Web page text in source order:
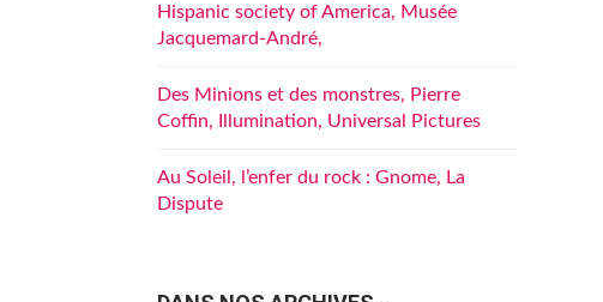
Hispanic society of America, Musée
Jacquemard-André,
Des Minions et des monstres, Pierre
Coffin, Illumination, Universal Pictures
Au Soleil, l’enfer du rock : Gnome, La
Dispute